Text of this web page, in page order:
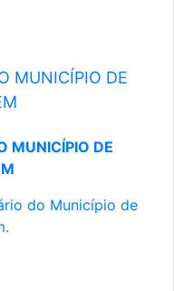
MUNICÍPIO DE
MUNICÍPIO DE
do Município de